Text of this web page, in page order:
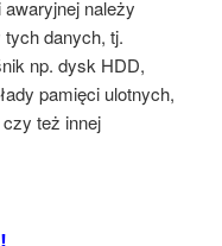
należy
danych, tj.
np. dysk HDD,
pamięci ulotnych,
też innej